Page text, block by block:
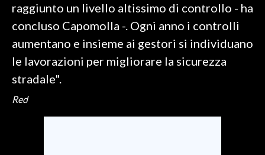
INFO AZIENDE
SPIAGGE
raggiunto un livello altissimo di controllo - ha
concluso Capomolla -. Ogni anno i controlli
aumentano e insieme ai gestori si individuano
le lavorazioni per migliorare la sicurezza
stradale".
Red